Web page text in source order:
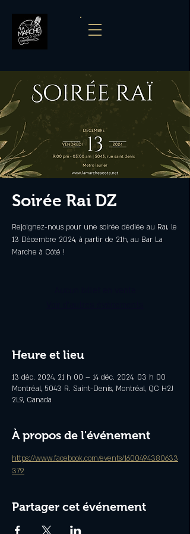
Soirée Rai DZ
Rejoignez-nous pour une soirée dédiée au Raï, le
13 Décembre 2024, à partir de 21h, au Bar La
Marche à Côté !
Heure et lieu
13 déc. 2024, 21 h 00 – 14 déc. 2024, 03 h 00
Montréal, 5043 R. Saint-Denis, Montréal, QC H2J
2L9, Canada
À propos de l'événement
https://www.facebook.com/events/1600494380633
379
Partager cet événement